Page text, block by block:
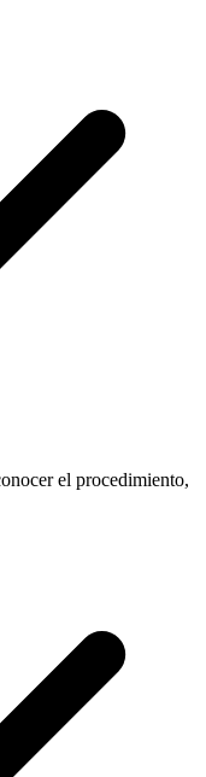
el procedimiento,